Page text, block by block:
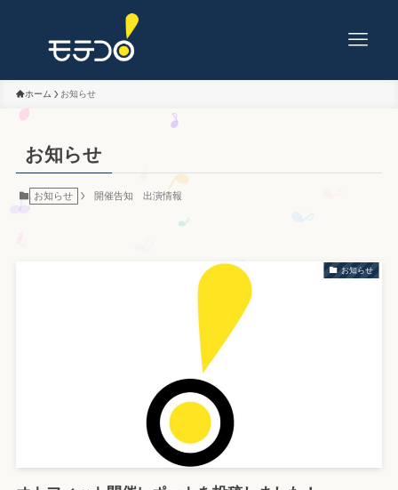
ホーム お知らせ
お知らせ
お知らせ 開催告知 出演情報
お知らせ